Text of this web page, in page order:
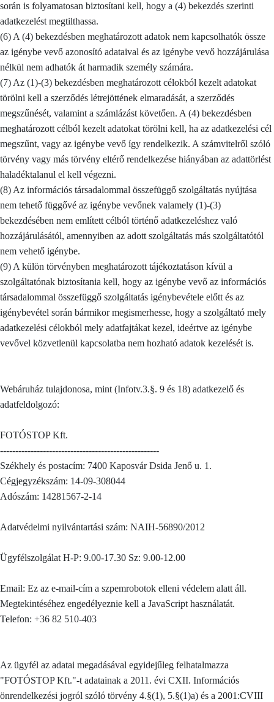
során is folyamatosan biztosítani kell, hogy a (4) bekezdés szerinti
adatkezelést megtilthassa.
(6) A (4) bekezdésben meghatározott adatok nem kapcsolhatók össze
az igénybe vevő azonosító adataival és az igénybe vevő hozzájárulása
nélkül nem adhatók át harmadik személy számára.
(7) Az (1)-(3) bekezdésben meghatározott célokból kezelt adatokat
törölni kell a szerződés létrejöttének elmaradását, a szerződés
megszűnését, valamint a számlázást követően. A (4) bekezdésben
meghatározott célból kezelt adatokat törölni kell, ha az adatkezelési cél
megszűnt, vagy az igénybe vevő így rendelkezik. A számvitelről szóló
törvény vagy más törvény eltérő rendelkezése hiányában az adattörlést
haladéktalanul el kell végezni.
(8) Az információs társadalommal összefüggő szolgáltatás nyújtása
nem tehető függővé az igénybe vevőnek valamely (1)-(3)
bekezdésében nem említett célból történő adatkezeléshez való
hozzájárulásától, amennyiben az adott szolgáltatás más szolgáltatótól
nem vehető igénybe.
(9) A külön törvényben meghatározott tájékoztatáson kívül a
szolgáltatónak biztosítania kell, hogy az igénybe vevő az információs
társadalommal összefüggő szolgáltatás igénybevétele előtt és az
igénybevétel során bármikor megismerhesse, hogy a szolgáltató mely
adatkezelési célokból mely adatfajtákat kezel, ideértve az igénybe
vevővel közvetlenül kapcsolatba nem hozható adatok kezelését is.
Webáruház tulajdonosa, mint (Infotv.3.§. 9 és 18) adatkezelő és
adatfeldolgozó:
FOTÓSTOP Kft.
----------------------------------------------------
Székhely és postacím: 7400 Kaposvár Dsida Jenő u. 1.
Cégjegyzékszám: 14-09-308044
Adószám: 14281567-2-14
Adatvédelmi nyilvántartási szám: NAIH-56890/2012
Ügyfélszolgálat H-P: 9.00-17.30 Sz: 9.00-12.00
Email: Ez az e-mail-cím a szpemrobotok elleni védelem alatt áll.
Megtekintéséhez engedélyeznie kell a JavaScript használatát.
Telefon: +36 82 510-403
Az ügyfél az adatai megadásával egyidejűleg felhatalmazza
"FOTÓSTOP Kft."-t adatainak a 2011. évi CXII. Információs
önrendelkezési jogról szóló törvény 4.§(1), 5.§(1)a) és a 2001:CVIII